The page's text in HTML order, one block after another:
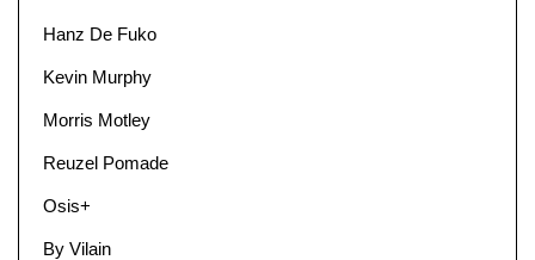
Hanz De Fuko
Kevin Murphy
Morris Motley
Reuzel Pomade
Osis+
By Vilain